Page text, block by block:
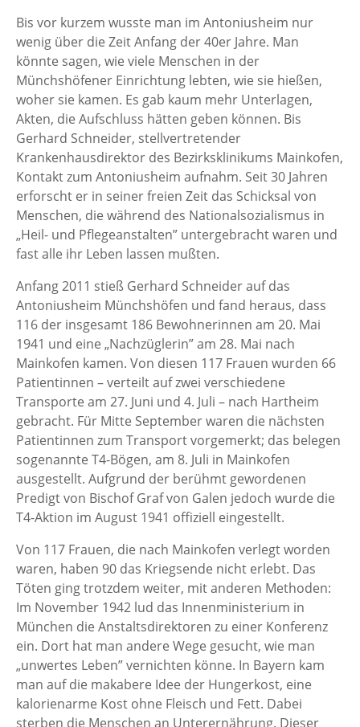
Bis vor kurzem wusste man im Antoniusheim nur
wenig über die Zeit Anfang der 40er Jahre. Man
könnte sagen, wie viele Menschen in der
Münchshöfener Einrichtung lebten, wie sie hießen,
woher sie kamen. Es gab kaum mehr Unterlagen,
Akten, die Aufschluss hätten geben können. Bis
Gerhard Schneider, stellvertretender
Krankenhausdirektor des Bezirksklinikums Mainkofen,
Kontakt zum Antoniusheim aufnahm. Seit 30 Jahren
erforscht er in seiner freien Zeit das Schicksal von
Menschen, die während des Nationalsozialismus in
„Heil- und Pflegeanstalten” untergebracht waren und
fast alle ihr Leben lassen mußten.
Anfang 2011 stieß Gerhard Schneider auf das
Antoniusheim Münchshöfen und fand heraus, dass
116 der insgesamt 186 Bewohnerinnen am 20. Mai
1941 und eine „Nachzüglerin” am 28. Mai nach
Mainkofen kamen. Von diesen 117 Frauen wurden 66
Patientinnen – verteilt auf zwei verschiedene
Transporte am 27. Juni und 4. Juli – nach Hartheim
gebracht. Für Mitte September waren die nächsten
Patientinnen zum Transport vorgemerkt; das belegen
sogenannte T4-Bögen, am 8. Juli in Mainkofen
ausgestellt. Aufgrund der berühmt gewordenen
Predigt von Bischof Graf von Galen jedoch wurde die
T4-Aktion im August 1941 offiziell eingestellt.
Von 117 Frauen, die nach Mainkofen verlegt worden
waren, haben 90 das Kriegsende nicht erlebt. Das
Töten ging trotzdem weiter, mit anderen Methoden:
Im November 1942 lud das Innenministerium in
München die Anstaltsdirektoren zu einer Konferenz
ein. Dort hat man andere Wege gesucht, wie man
„unwertes Leben” vernichten könne. In Bayern kam
man auf die makabere Idee der Hungerkost, eine
kalorienarme Kost ohne Fleisch und Fett. Dabei
sterben die Menschen an Unterernährung. Dieser